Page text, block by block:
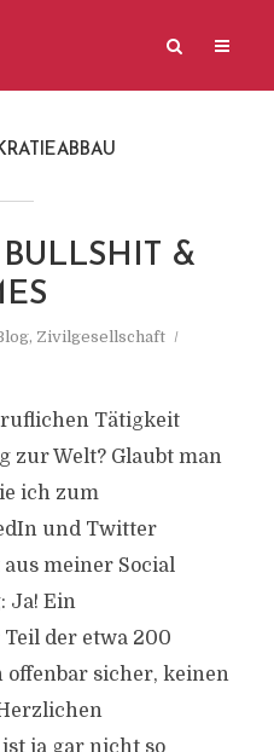
&
, Zivilgesellschaft
Tätigkeit
zur Welt? Glaubt man
ich zum
und Twitter
meiner Social
Ja! Ein
der etwa 200
sicher, keinen
ja gar nicht so